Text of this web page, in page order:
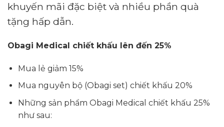
khuyến mãi đặc biệt và nhiều phần quà
tặng hấp dẫn.
Obagi Medical chiết khấu lên đến 25%
Mua lẻ giảm 15%
Mua nguyên bộ (Obagi set) chiết khấu 20%
Những sản phẩm Obagi Medical chiết khấu 25%
như sau: